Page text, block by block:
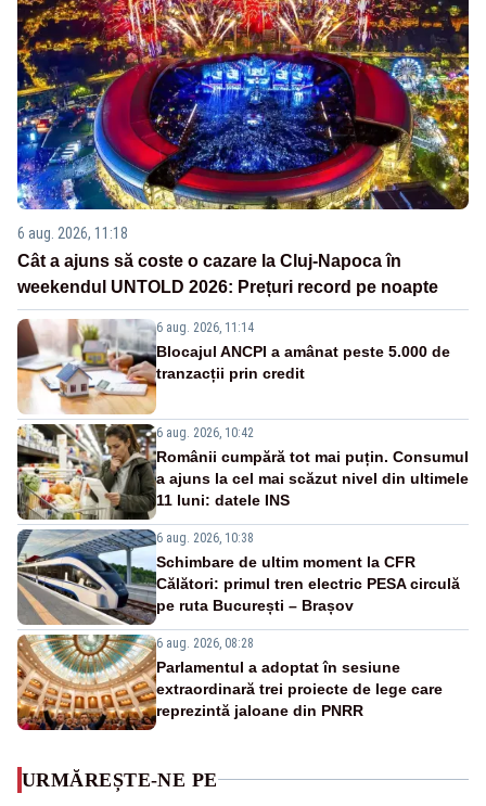
6 aug. 2026, 11:18
Cât a ajuns să coste o cazare la Cluj-Napoca în
weekendul UNTOLD 2026: Prețuri record pe noapte
6 aug. 2026, 11:14
Blocajul ANCPI a amânat peste 5.000 de
tranzacții prin credit
6 aug. 2026, 10:42
Românii cumpără tot mai puțin. Consumul
a ajuns la cel mai scăzut nivel din ultimele
11 luni: datele INS
6 aug. 2026, 10:38
Schimbare de ultim moment la CFR
Călători: primul tren electric PESA circulă
pe ruta București – Brașov
6 aug. 2026, 08:28
Parlamentul a adoptat în sesiune
extraordinară trei proiecte de lege care
reprezintă jaloane din PNRR
URMĂREȘTE-NE PE